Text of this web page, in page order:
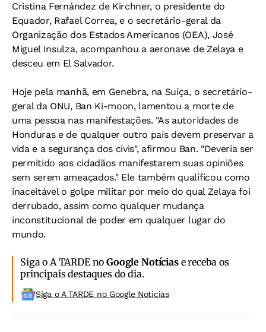
Cristina Fernández de Kirchner, o presidente do
Equador, Rafael Correa, e o secretário-geral da
Organização dos Estados Americanos (OEA), José
Miguel Insulza, acompanhou a aeronave de Zelaya e
desceu em El Salvador.
Hoje pela manhã, em Genebra, na Suíça, o secretário-
geral da ONU, Ban Ki-moon, lamentou a morte de
uma pessoa nas manifestações. "As autoridades de
Honduras e de qualquer outro país devem preservar a
vida e a segurança dos civis", afirmou Ban. "Deveria ser
permitido aos cidadãos manifestarem suas opiniões
sem serem ameaçados." Ele também qualificou como
inaceitável o golpe militar por meio do qual Zelaya foi
derrubado, assim como qualquer mudança
inconstitucional de poder em qualquer lugar do
mundo.
Siga o A TARDE noGoogle Notíciase receba os
principais destaques do dia.
Siga o A TARDE no Google Noticias